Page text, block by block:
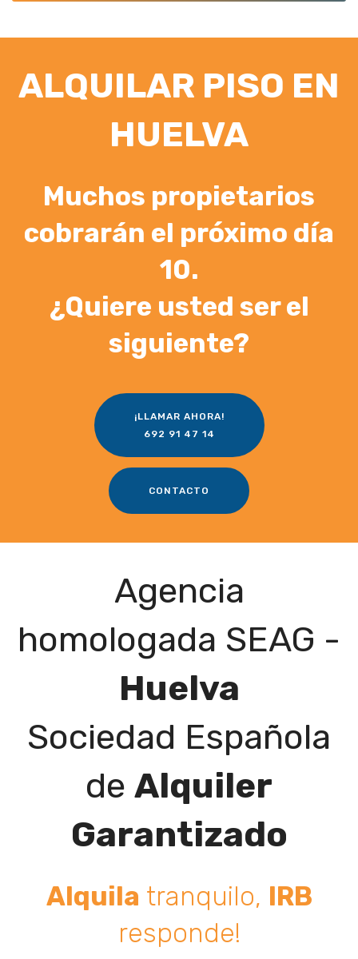
ALQUILAR PISO EN
HUELVA
Muchos propietarios
cobrarán el próximo día
10.
¿Quiere usted ser el
siguiente?
¡LLAMAR AHORA!
692 91 47 14
CONTACTO
Agencia
homologada SEAG -
Huelva
Sociedad Española
de Alquiler
Garantizado
Alquila tranquilo, IRB
responde!